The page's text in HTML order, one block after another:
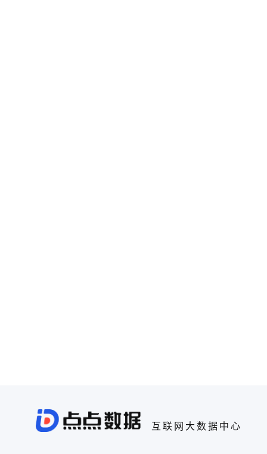
互联网大数据中心